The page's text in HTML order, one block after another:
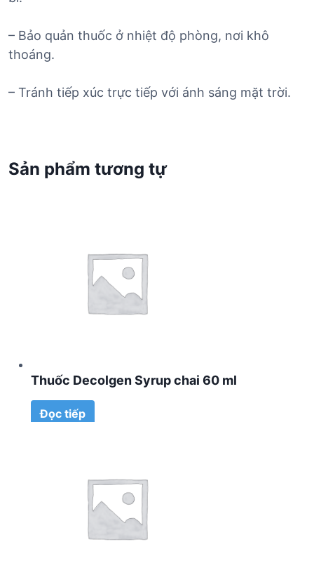
– Bảo quản thuốc ở nhiệt độ phòng, nơi khô
thoáng.
– Tránh tiếp xúc trực tiếp với ánh sáng mặt trời.
Sản phẩm tương tự
Thuốc Decolgen Syrup chai 60 ml
Đọc tiếp